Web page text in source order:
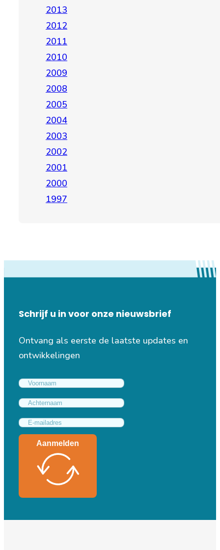
2013
2012
2011
2010
2009
2008
2005
2004
2003
2002
2001
2000
1997
Schrijf u in voor onze nieuwsbrief
Ontvang als eerste de laatste updates en
ontwikkelingen
Aanmelden